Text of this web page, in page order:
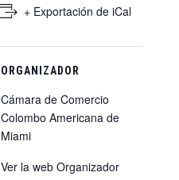
+ Exportación de iCal
ORGANIZADOR
Cámara de Comercio
Colombo Americana de
Miami
Ver la web Organizador